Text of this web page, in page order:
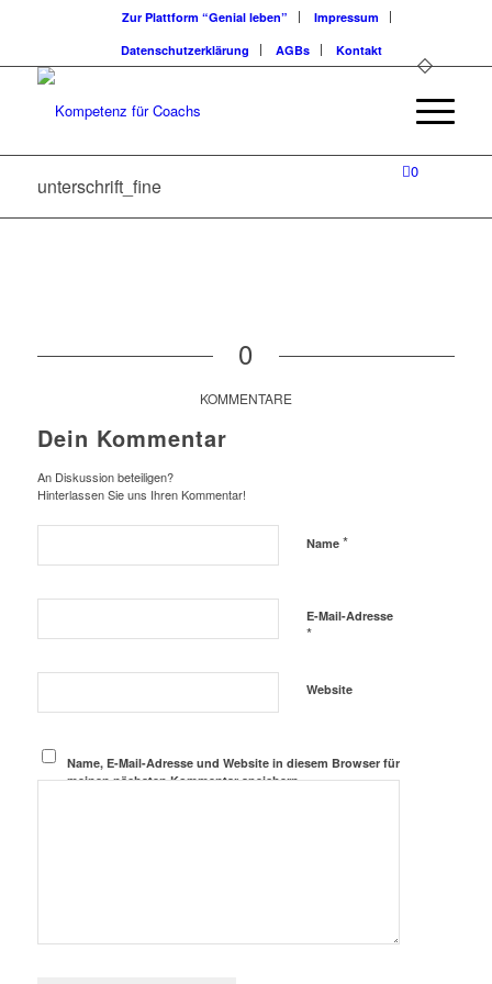
Zur Plattform “Genial leben”
Impressum
Datenschutzerklärung
AGBs Kontakt
0
unterschrift_fine
0
KOMMENTARE
Dein Kommentar
An Diskussion beteiligen?
Hinterlassen Sie uns Ihren Kommentar!
Name *
E-Mail-Adresse
*
Website
Name, E-Mail-Adresse und Website in diesem Browser für
meinen nächsten Kommentar speichern.